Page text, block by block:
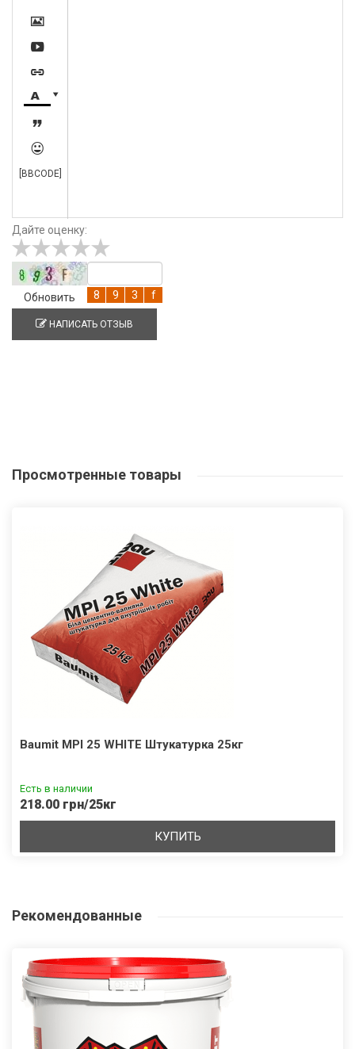







[BBCODE]
Дайте оценку:
Обновить
НАПИСАТЬ ОТЗЫВ
Просмотренные товары
Baumit MPI 25 WHITE Штукатурка 25кг
Есть в наличии
218.00 грн/25кг
КУПИТЬ
Рекомендованные